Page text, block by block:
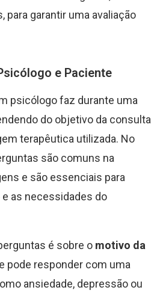
para garantir uma avaliação
e Paciente
psicólogo faz durante uma
do objetivo da consulta
terapêutica utilizada. No
são comuns na
e são essenciais para
as necessidades do
é sobre o motivo da
pode responder com uma
ansiedade, depressão ou